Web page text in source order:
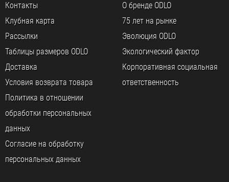
Контакты
Клубная карта
Рассылки
Таблицы размеров ODLO
Доставка
Условия возврата товара
Политика в отношении
обработки персональных
данных
Согласие на обработку
персональных данных
О бренде ODLO
75 лет на рынке
Эволюция ODLO
Экологический фактор
Корпоративная социальная
ответственность